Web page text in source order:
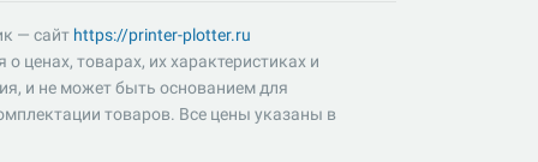
— сайт https://printer-plotter.ru
ценах, товарах, их характеристиках и
и не может быть основанием для
товаров. Все цены указаны в